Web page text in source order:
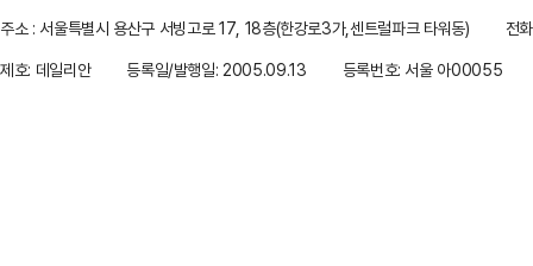
주소 : 서울특별시 용산구 서빙고로 17, 18층(한강로3가,센트럴파크 타워동)
전
제호: 데일리안
등록일/발행일: 2005.09.13 등록번호: 서울 아00055